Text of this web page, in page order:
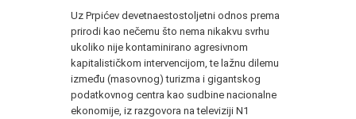
Uz Prpićev devetnaestostoljetni odnos prema
prirodi kao nečemu što nema nikakvu svrhu
ukoliko nije kontaminirano agresivnom
kapitalističkom intervencijom, te lažnu dilemu
između (masovnog) turizma i gigantskog
podatkovnog centra kao sudbine nacionalne
ekonomije, iz razgovora na televiziji N1